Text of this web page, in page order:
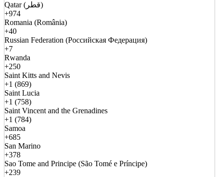
Qatar (قطر)
+974
Romania (România)
+40
Russian Federation (Российская Федерация)
+7
Rwanda
+250
Saint Kitts and Nevis
+1 (869)
Saint Lucia
+1 (758)
Saint Vincent and the Grenadines
+1 (784)
Samoa
+685
San Marino
+378
Sao Tome and Principe (São Tomé e Príncipe)
+239